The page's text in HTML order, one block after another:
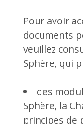
Pour avoir
documents
veuillez
Sphère, qui
des
Sphère, la
principes de